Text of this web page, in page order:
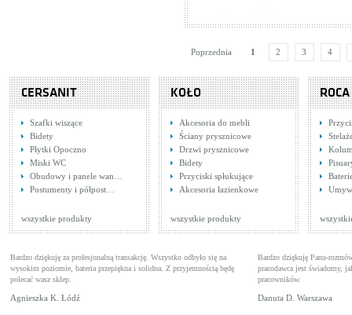
Poprzednia 1 2 3 4
CERSANIT
Szafki wiszące
Bidety
Płytki Opoczno
Miski WC
Obudowy i panele wan…
Postumenty i półpost…
wszystkie produkty
KOŁO
Akcesoria do mebli
Ściany prysznicowe
Drzwi prysznicowe
Bidety
Przyciski spłukujące
Akcesoria łazienkowe
wszystkie produkty
ROCA
Bardzo dziękuję za profesjonalną transakcję. Wszystko odbyło się na
wysokim poziomie, bateria przepiękna i solidna. Z przyjemnością będę
polecać wasz sklep.
Agnieszka K. Łódź
Bardzo dziękuję Panu-
pracodawca jest świadomy,
pracowników.
Danuta D. Warszawa